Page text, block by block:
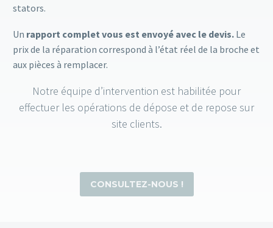
stators.
Un rapport complet vous est envoyé avec le devis. Le
prix de la réparation correspond à l’état réel de la broche et
aux pièces à remplacer.
Notre équipe d’intervention est habilitée pour
effectuer les opérations de dépose et de repose sur
site clients.
CONSULTEZ-NOUS !